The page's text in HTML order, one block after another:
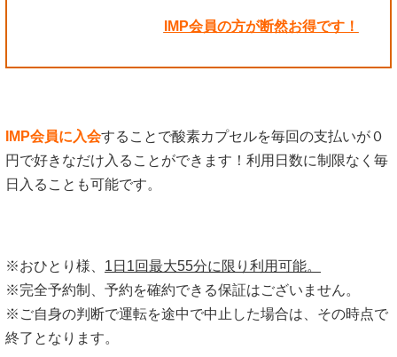
IMP会員の方が断然お得です！
IMP会員に入会することで酸素カプセルを毎回の支払いが０
円で好きなだけ入ることができます！利用日数に制限なく毎
日入ることも可能です。
※おひとり様、 1日1回最大55分に限り利用可能。
※完全予約制、予約を確約できる保証はございません。
※ご自身の判断で運転を途中で中止した場合は、その時点で
終了となります。